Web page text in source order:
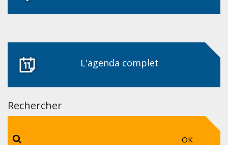
L'agenda complet
Rechercher
OK